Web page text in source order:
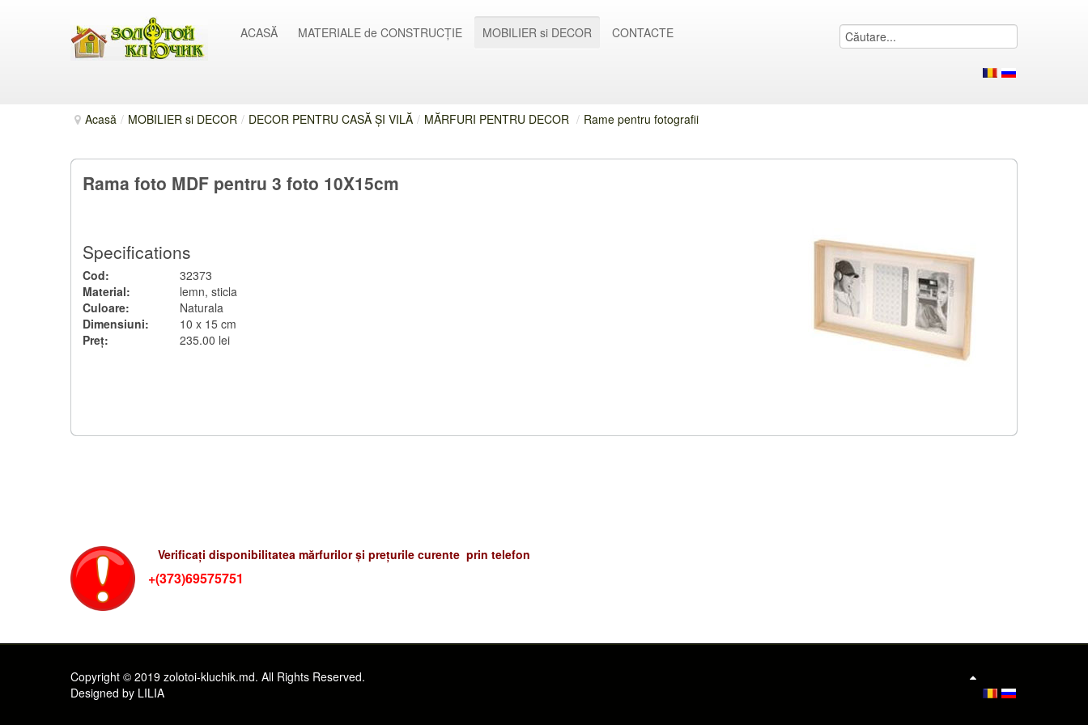
ACASĂ MATERIALE de CONSTRUCȚIE MOBILIER si DECOR CONTACTE
Acasă / MOBILIER si DECOR / DECOR PENTRU CASĂ ȘI VILĂ / MĂRFURI PENTRU DECOR / Rame pentru fotografii
Rama foto MDF pentru 3 foto 10X15cm
Specifications
Cod:
32373
Material:
lemn, sticla
Culoare:
Naturala
Dimensiuni:
10 x 15 cm
Preț:
235.00 lei
Verificați disponibilitatea mărfurilor și prețurile curente prin telefon
+(373)69575751
Copyright © 2019 zolotoi-kluchik.md. All Rights Reserved.
Designed by LILIA